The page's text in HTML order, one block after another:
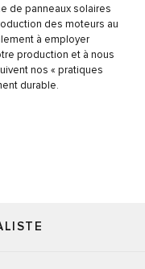
de panneaux solaires
des moteurs au
à employer
production et à nous
nos « pratiques
durable.